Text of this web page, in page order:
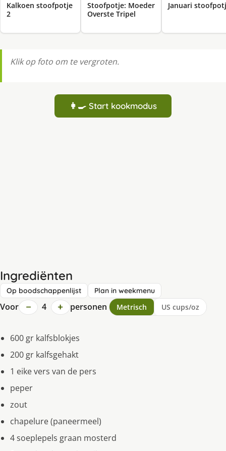
Kalkoen stoofpotje
2
Stoofpotje: Moeder
Overste Tripel
Januari
Klik op foto om te vergroten.
👩‍🍳 Start kookmodus
Ingrediënten
Op boodschappenlijst Plan in weekmenu
Voor − 4 + personen Metrisch US cups/oz
600 gr kalfsblokjes
200 gr kalfsgehakt
1 eike vers van de pers
peper
zout
chapelure (paneermeel)
4 soeplepels graan mosterd